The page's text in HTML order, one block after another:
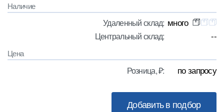
Наличие
Удаленный склад: много
Центральный склад: --
Цена
Розница, ₽: по запросу